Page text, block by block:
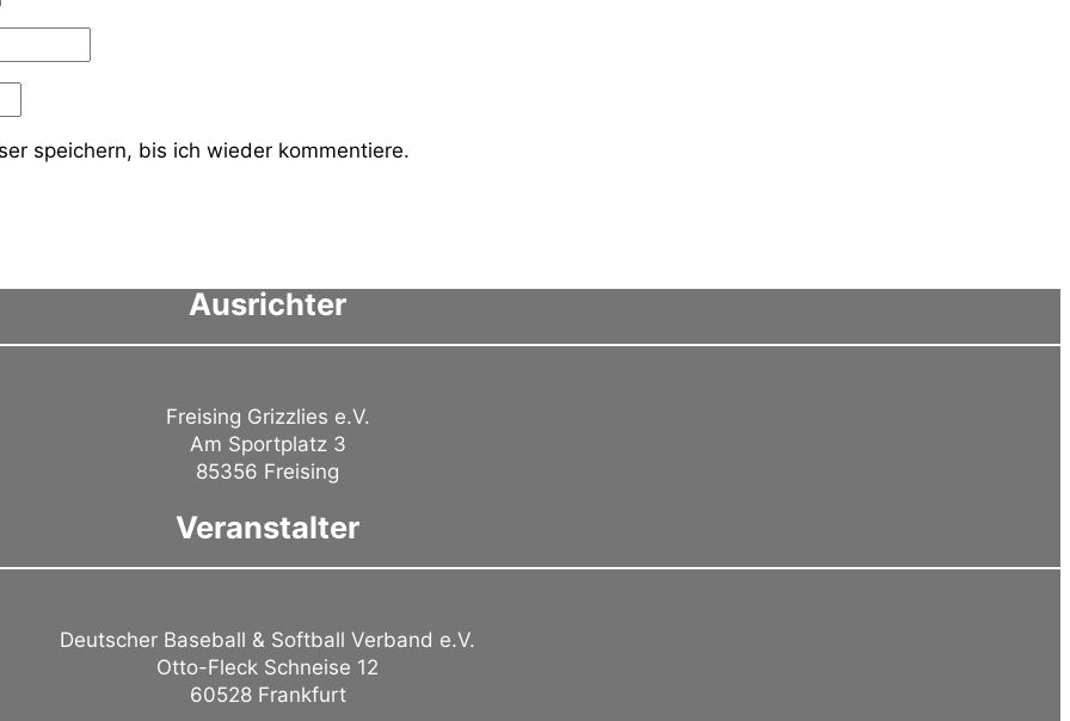
speichern, bis ich wieder kommentiere.
Ausrichter
Freising Grizzlies e.V.
Am Sportplatz 3
85356 Freising
Veranstalter
Deutscher Baseball & Softball Verband e.V.
Otto-Fleck Schneise 12
60528 Frankfurt